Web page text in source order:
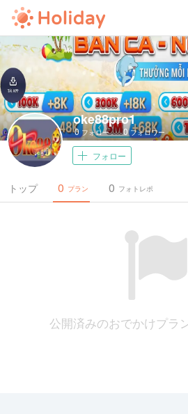
oke88pro1
0フォロー 0フォロワー
フォロー
トップ プラン
0 フォトレポ
0
公開済みのおでかけプラ